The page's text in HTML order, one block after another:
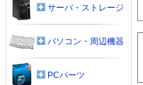
サーバ・ストレージ
パソコン・周辺機器
PCパーツ